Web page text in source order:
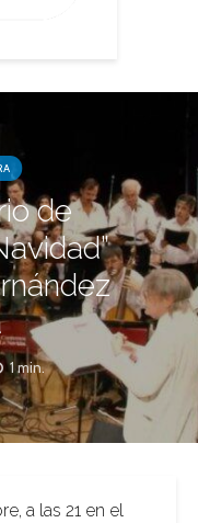
de
1 min.
a las 21 en el